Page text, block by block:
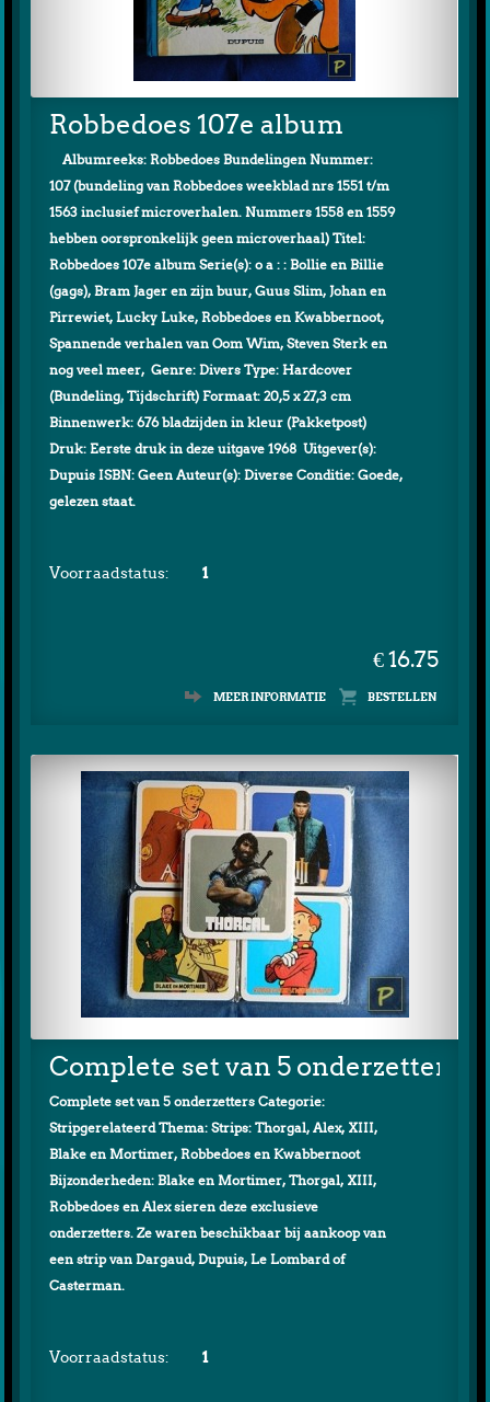
Robbedoes 107e album
€ 16.75
Albumreeks: Robbedoes Bundelingen Nummer:
107 (bundeling van Robbedoes weekblad nrs 1551 t/m
1563 inclusief microverhalen. Nummers 1558 en 1559
hebben oorspronkelijk geen microverhaal) Titel:
Robbedoes 107e album Serie(s): o a : : Bollie en Billie
(gags), Bram Jager en zijn buur, Guus Slim, Johan en
Pirrewiet, Lucky Luke, Robbedoes en Kwabbernoot,
Spannende verhalen van Oom Wim, Steven Sterk en
nog veel meer, Genre: Divers Type: Hardcover
(Bundeling, Tijdschrift) Formaat: 20,5 x 27,3 cm
Binnenwerk: 676 bladzijden in kleur (Pakketpost)
Druk: Eerste druk in deze uitgave 1968 Uitgever(s):
Dupuis ISBN: Geen Auteur(s): Diverse Conditie: Goede,
gelezen staat.
Voorraadstatus: 1
MEER INFORMATIE
Complete set van 5 onderzetters
Complete set van 5 onderzetters Categorie:
Stripgerelateerd Thema: Strips: Thorgal, Alex, XIII,
Blake en Mortimer, Robbedoes en Kwabbernoot
Bijzonderheden: Blake en Mortimer, Thorgal, XIII,
Robbedoes en Alex sieren deze exclusieve
onderzetters. Ze waren beschikbaar bij aankoop van
een strip van Dargaud, Dupuis, Le Lombard of
Casterman.
Voorraadstatus: 1